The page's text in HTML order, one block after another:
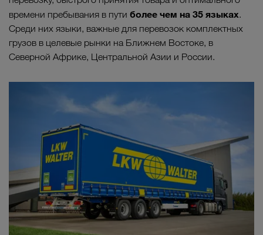
времени пребывания в пути более чем на 35 языках.
Среди них языки, важные для перевозок комплектных
грузов в целевые рынки на Ближнем Востоке, в
Северной Африке, Центральной Азии и России.